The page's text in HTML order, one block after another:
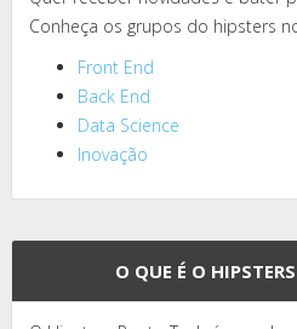
Conheça os grupos do hipsters
Front End
Back End
Data Science
Inovação
O QUE É O